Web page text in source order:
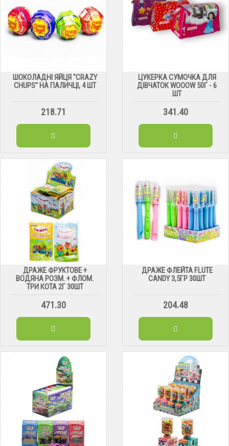
ШОКОЛАДНІ ЯЙЦЯ "CRAZY
CHUPS" НА ПАЛИЧЦІ, 4 ШТ
218.71
ЦУКЕРКА СУМОЧКА ДЛЯ
ДІВЧАТОК WOOOW 50Г - 6
ШТ
341.40
ДРАЖЕ ФРУКТОВЕ +
ВОДЯНА РОЗМ. + ФЛОМ.
ТРИ КОТА 2Г 30ШТ
471.30
ДРАЖЕ ФЛЕЙТА FLUTE
CANDY 3,5ГР 30ШТ
204.48